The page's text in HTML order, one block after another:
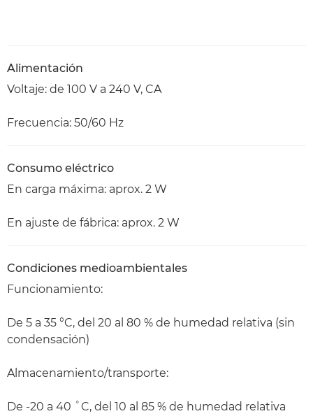
Alimentación
Voltaje: de 100 V a 240 V, CA
Frecuencia: 50/60 Hz
Consumo eléctrico
En carga máxima: aprox. 2 W
En ajuste de fábrica: aprox. 2 W
Condiciones medioambientales
Funcionamiento:
De 5 a 35 °C, del 20 al 80 % de humedad relativa (sin
condensación)
Almacenamiento/transporte:
De -20 a 40 ˚C, del 10 al 85 % de humedad relativa